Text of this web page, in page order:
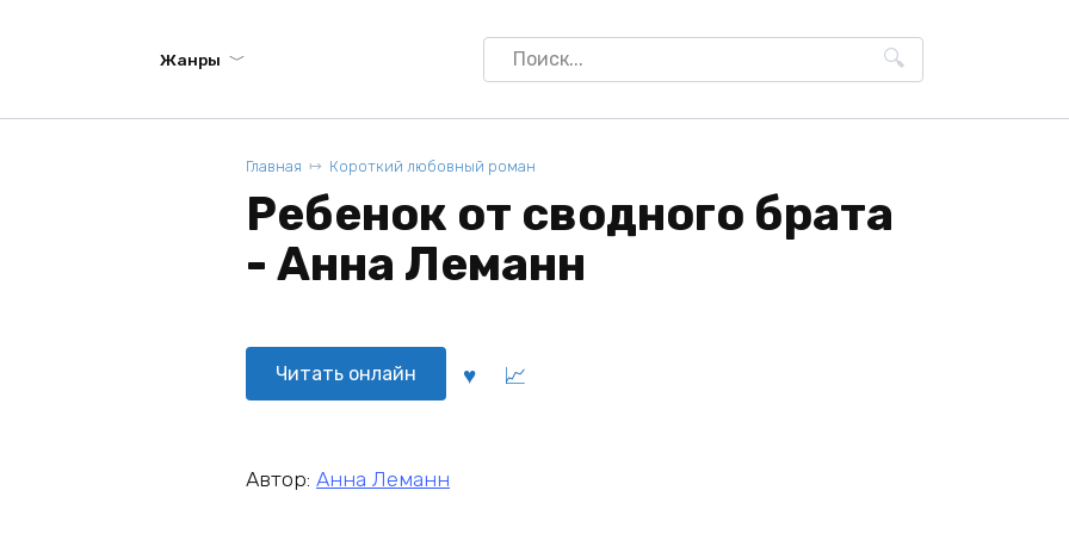
Жанры
Search
for:
Главная Короткий любовный роман
Ребенок от сводного брата
- Анна Леманн
Читать онлайн
Автор: Анна Леманн